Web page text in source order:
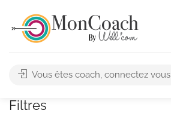
Vous êtes coach, connectez vous
Filtres